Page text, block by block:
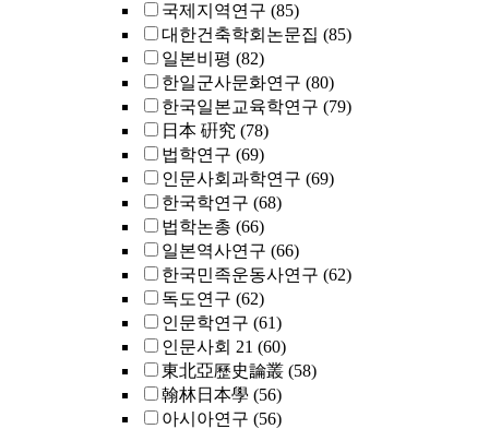
국제지역연구 (85)
대한건축학회논문집 (85)
일본비평 (82)
한일군사문화연구 (80)
한국일본교육학연구 (79)
日本 硏究 (78)
법학연구 (69)
인문사회과학연구 (69)
한국학연구 (68)
법학논총 (66)
일본역사연구 (66)
한국민족운동사연구 (62)
독도연구 (62)
인문학연구 (61)
인문사회 21 (60)
東北亞歷史論叢 (58)
翰林日本學 (56)
아시아연구 (56)